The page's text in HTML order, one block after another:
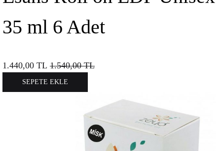
35 ml 6 Adet
1.440,00 TL 1.540,00TL
SEPETE EKLE